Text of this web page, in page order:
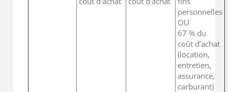
personnelles
OU
67 % du
coût d’achat
(location,
entretien,
assurance,
carburant)